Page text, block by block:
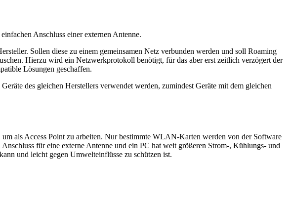
Anschluss einer externen Antenne.
Sollen diese zu einem gemeinsamen Netz verbunden werden und soll Roaming
Hierzu wird ein Netzwerkprotokoll benötigt, für das aber erst zeitlich verzögert der
Lösungen geschaffen.
des gleichen Herstellers verwendet werden, zumindest Geräte mit dem gleichen
als Access Point zu arbeiten. Nur bestimmte WLAN-Karten werden von der Software
für eine externe Antenne und ein PC hat weit größeren Strom-, Kühlungs- und
und leicht gegen Umwelteinflüsse zu schützen ist.